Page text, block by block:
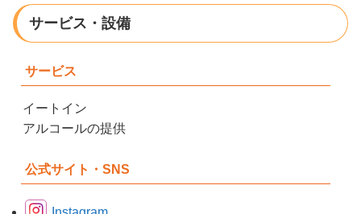
サービス・設備
サービス
イートイン
アルコールの提供
公式サイト・SNS